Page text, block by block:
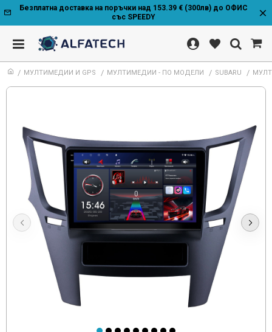
Безплатна доставка на поръчки над 153.39 € (300лв) до ОФИС
със SPEEDY
МУЛТИМЕДИИ И GPS МУЛТИМЕДИИ - ПО МОДЕЛИ SUBARU